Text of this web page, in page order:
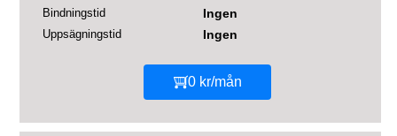
Bindningstid Ingen
Uppsägningstid Ingen
0 kr/mån